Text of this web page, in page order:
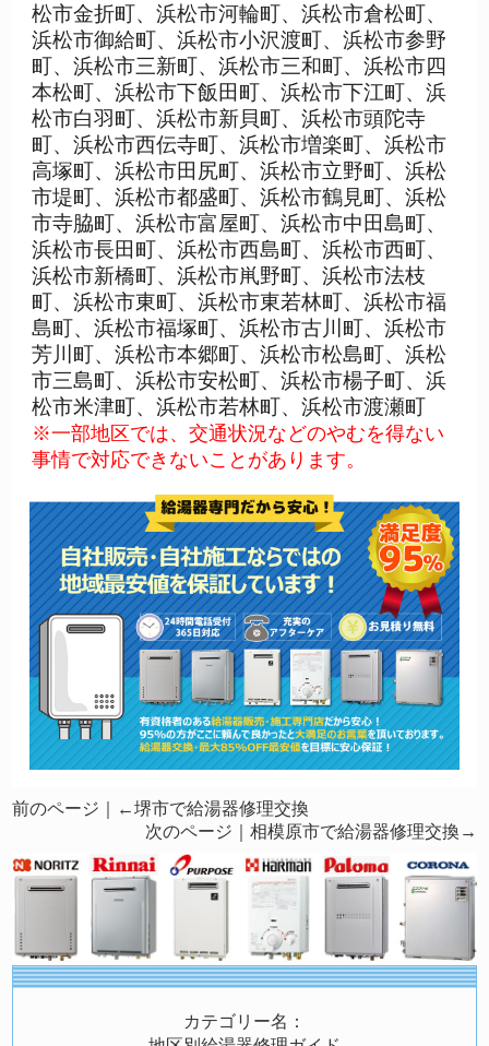
松市金折町、浜松市河輪町、浜松市倉松町、
浜松市御給町、浜松市小沢渡町、浜松市参野
町、浜松市三新町、浜松市三和町、浜松市四
本松町、浜松市下飯田町、浜松市下江町、浜
松市白羽町、浜松市新貝町、浜松市頭陀寺
町、浜松市西伝寺町、浜松市増楽町、浜松市
高塚町、浜松市田尻町、浜松市立野町、浜松
市堤町、浜松市都盛町、浜松市鶴見町、浜松
市寺脇町、浜松市富屋町、浜松市中田島町、
浜松市長田町、浜松市西島町、浜松市西町、
浜松市新橋町、浜松市鼡野町、浜松市法枝
町、浜松市東町、浜松市東若林町、浜松市福
島町、浜松市福塚町、浜松市古川町、浜松市
芳川町、浜松市本郷町、浜松市松島町、浜松
市三島町、浜松市安松町、浜松市楊子町、浜
松市米津町、浜松市若林町、浜松市渡瀬町
※一部地区では、交通状況などのやむを得ない
事情で対応できないことがあります。
前のページ｜←堺市で給湯器修理交換
次のページ｜ 相模原市で給湯器修理交換 →
カテゴリー名：